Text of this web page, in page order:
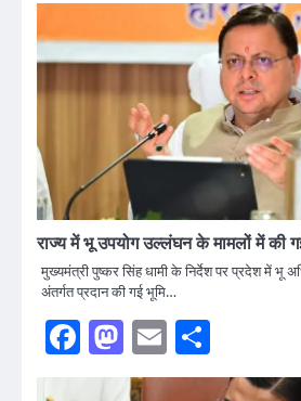
राज्य में भू उपयोग उल्लंघन के मामलों में की गई
मुख्यमंत्री पुष्कर सिंह धामी के निर्देश पर प्रदेश में भू
अंतर्गत प्रदान की गई भूमि…
Facebook
Mastodon
Email